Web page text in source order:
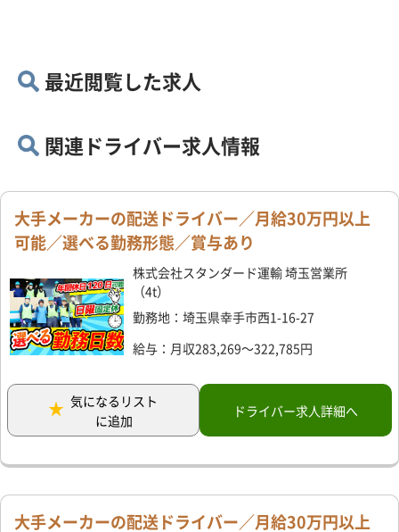
最近閲覧した求人
関連ドライバー求人情報
大手メーカーの配送ドライバー／月給30万円以上
可能／選べる勤務形態／賞与あり
株式会社スタンダード運輸 埼玉営業所
（4t）
勤務地：埼玉県幸手市西1-16-27
給与：月収283,269～322,785円
気になるリスト
に追加
ドライバー求人詳細へ
大手メーカーの配送ドライバー／月給30万円以上